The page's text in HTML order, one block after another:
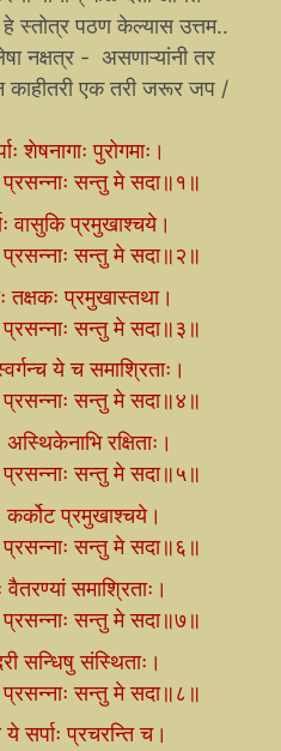
हे स्तोत्र पठण केल्यास उत्तम..
नक्षत्र - असणाऱ्यांनी तर
काहीतरी एक तरी जरूर जप /
शेषनागाः पुरोगमाः।
प्रसन्नाः सन्तु मे सदा॥१॥
वासुकि प्रमुखाश्चये।
प्रसन्नाः सन्तु मे सदा॥२॥
तक्षकः प्रमुखास्तथा।
प्रसन्नाः सन्तु मे सदा॥३॥
ये च समाश्रिताः।
प्रसन्नाः सन्तु मे सदा॥४॥
रक्षिताः।
प्रसन्नाः सन्तु मे सदा॥५॥
कर्कोट प्रमुखाश्चये।
प्रसन्नाः सन्तु मे सदा॥६॥
समाश्रिताः।
प्रसन्नाः सन्तु मे सदा॥७॥
सन्धिषु संस्थिताः।
प्रसन्नाः सन्तु मे सदा॥८॥
ये सर्पाः प्रचरन्ति च।